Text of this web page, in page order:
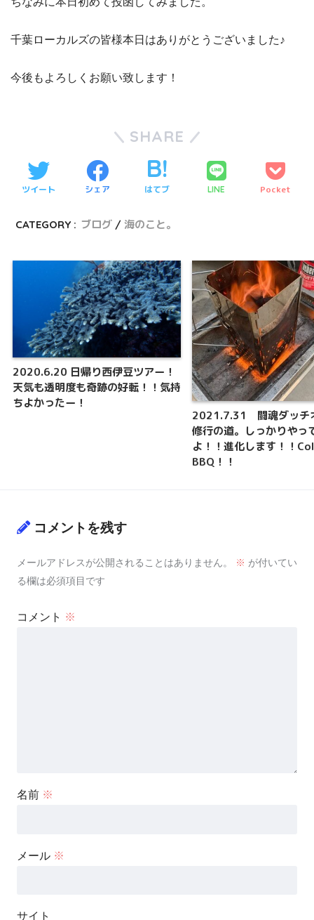
千葉ローカルズの皆様本日はありがとうございました♪
今後もよろしくお願い致します！
SHARE
ツイート シェア はてブ LINE Pocket
CATEGORY : ブログ 海のこと。
2020.6.20 日帰り西伊豆ツアー！
天気も透明度も奇跡の好転！！気持
ちよかったー！
2021.7.31 闘魂ダッチ
修行の道。しっかりやっ
よ！！進化します！！
BBQ！！
コメントを残す
メールアドレスが公開されることはありません。 ※ が付いてい
る欄は必須項目です
コメント ※
名前 ※
メール ※
サイト